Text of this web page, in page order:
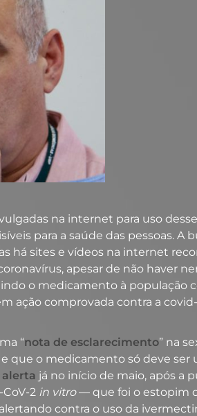
na internet para uso
para a saúde das pessoas.
há sites e vídeos na internet
apesar de não haver
o medicamento à
comprovada contra a covid-
“nota de esclarecimento” na
que o medicamento só deve ser
alerta já no início de maio, após a
2 in vitro— que foi o estopim
alertando contra o uso da